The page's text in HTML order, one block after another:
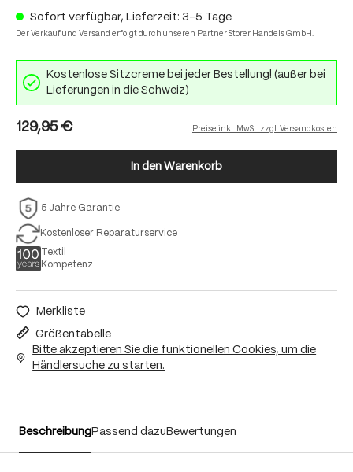
Sofort verfügbar, Lieferzeit: 3-5 Tage
Der Verkauf und Versand erfolgt durch unseren Partner Storer Handels GmbH.
Kostenlose Sitzcreme bei jeder Bestellung! (außer bei
Lieferungen in die Schweiz)
129,95 € Preise inkl. MwSt. zzgl. Versandkosten
In den Warenkorb
5 Jahre Garantie
Kostenloser Reparaturservice
Textil
Kompetenz
Merkliste
Größentabelle
Bitte akzeptieren Sie die funktionellen Cookies, um die
Händlersuche zu starten.
BeschreibungPassend dazu Bewertungen